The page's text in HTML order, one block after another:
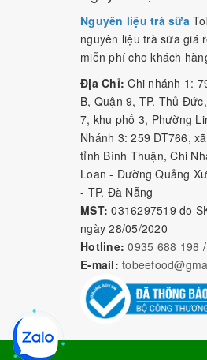
Nguyên liệu trà sữa
nguyên liệu trà sữa giá
miễn phí cho khách
Địa Chỉ: Chi nhánh 1:
B, Quận 9, TP. Thủ
7, khu phố 3, Phường
Nhánh 3: 259 DT766,
tỉnh Bình Thuận, Chi
Loan - Đường Quảng
- TP. Đà Nẵng
MST: 0316297519 do
ngày 28/05/2020
Hotline: 0935 688 198 /
E-mail: